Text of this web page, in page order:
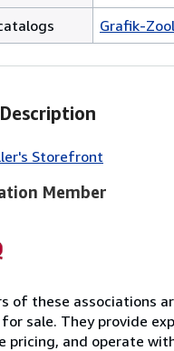
Grafik-
Storefront
Member
of these associations
sale. They provide
pricing, and operate